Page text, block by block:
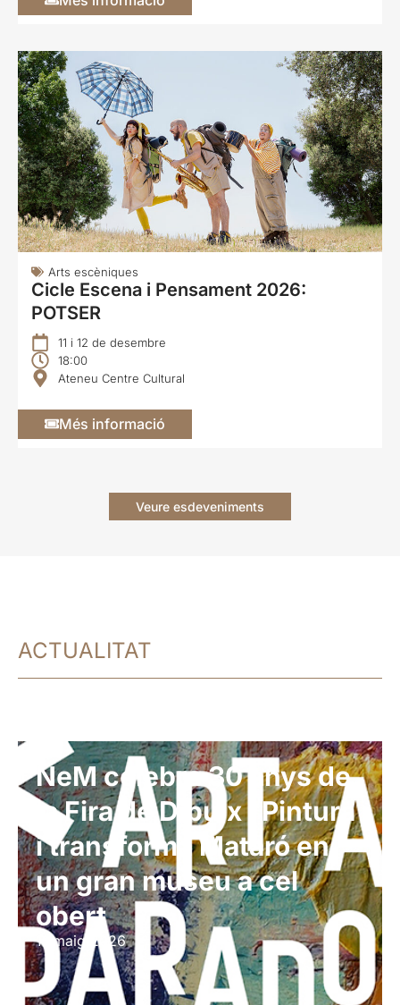
Arts escèniques
Cicle Escena i Pensament 2026:
POTSER
11 i 12 de desembre
18:00
Ateneu Centre Cultural
Més informació
Veure esdeveniments
ACTUALITAT
NeM celebra 30 anys de
la Fira de Dibuix i Pintura
i transforma Mataró en
un gran museu a cel
obert
11 maig 2026